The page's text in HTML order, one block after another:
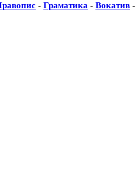
- Граматика - Вокатив -